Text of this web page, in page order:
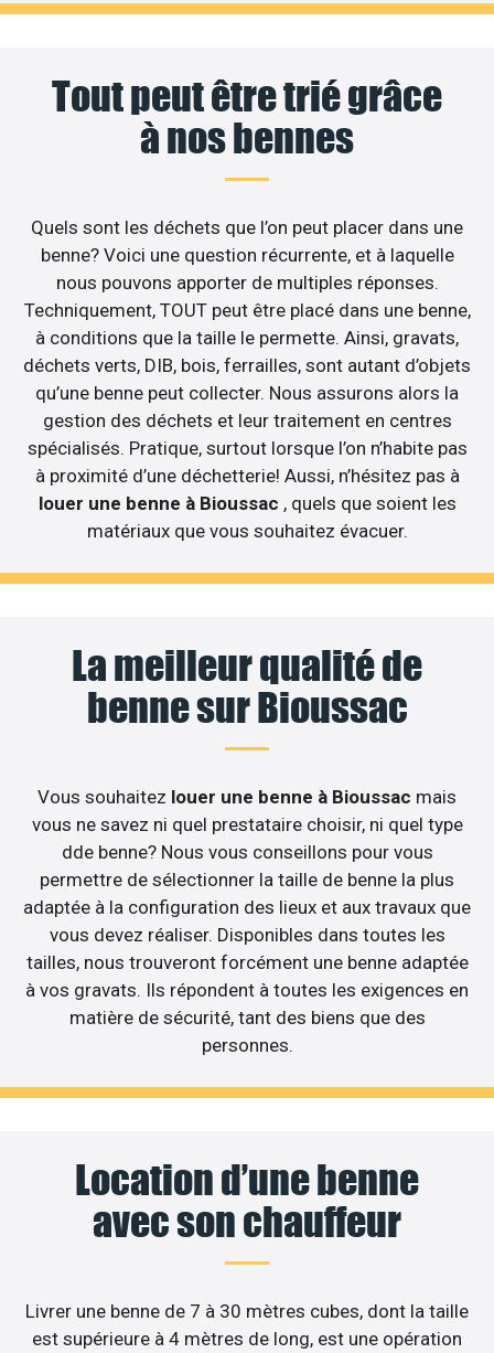
Tout peut être trié grâce
à nos bennes
Quels sont les déchets que l’on peut placer dans une
benne? Voici une question récurrente, et à laquelle
nous pouvons apporter de multiples réponses.
Techniquement, TOUT peut être placé dans une benne,
à conditions que la taille le permette. Ainsi, gravats,
déchets verts, DIB, bois, ferrailles, sont autant d’objets
qu’une benne peut collecter. Nous assurons alors la
gestion des déchets et leur traitement en centres
spécialisés. Pratique, surtout lorsque l’on n’habite pas
à proximité d’une déchetterie! Aussi, n’hésitez pas à
louer une benne à Bioussac , quels que soient les
matériaux que vous souhaitez évacuer.
La meilleur qualité de
benne sur Bioussac
Vous souhaitez louer une benne à Bioussac mais
vous ne savez ni quel prestataire choisir, ni quel type
dde benne? Nous vous conseillons pour vous
permettre de sélectionner la taille de benne la plus
adaptée à la configuration des lieux et aux travaux que
vous devez réaliser. Disponibles dans toutes les
tailles, nous trouveront forcément une benne adaptée
à vos gravats. Ils répondent à toutes les exigences en
matière de sécurité, tant des biens que des
personnes.
Location d’une benne
avec son chauffeur
Livrer une benne de 7 à 30 mètres cubes, dont la taille
est supérieure à 4 mètres de long, est une opération